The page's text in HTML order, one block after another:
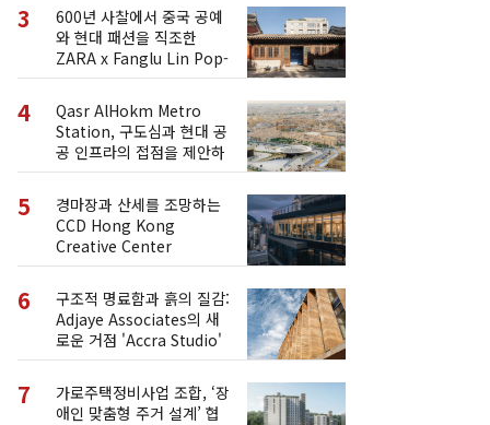
3
600년 사찰에서 중국 공예
와 현대 패션을 직조한
ZARA x Fanglu Lin Pop-
Up
4
Qasr AlHokm Metro
Station, 구도심과 현대 공
공 인프라의 접점을 제안하
다
5
경마장과 산세를 조망하는
CCD Hong Kong
Creative Center
6
구조적 명료함과 흙의 질감:
Adjaye Associates의 새
로운 거점 'Accra Studio'
7
가로주택정비사업 조합, ‘장
애인 맞춤형 주거 설계’ 협